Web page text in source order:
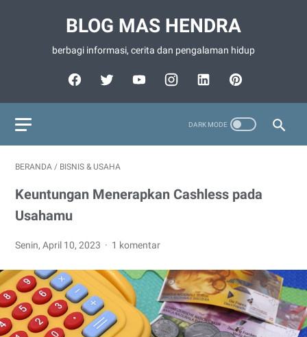
BLOG MAS HENDRA
berbagi informasi, cerita dan pengalaman hidup
BERANDA / BISNIS & USAHA
Keuntungan Menerapkan Cashless pada
Usahamu
Senin, April 10, 2023 1 komentar